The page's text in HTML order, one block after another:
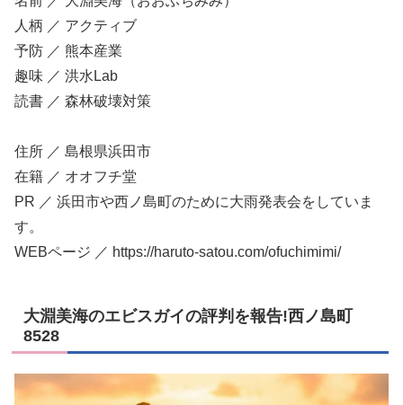
人柄 ／ アクティブ
予防 ／ 熊本産業
趣味 ／ 洪水Lab
読書 ／ 森林破壊対策
住所 ／ 島根県浜田市
在籍 ／ オオフチ堂
PR ／ 浜田市や西ノ島町のために大雨発表会をしていま
す。
WEBページ ／ https://haruto-satou.com/ofuchimimi/
大淵美海のエビスガイの評判を報告!西ノ島町
8528